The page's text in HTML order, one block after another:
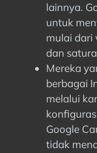
lainnya.
untuk
mulai dari
dan
Mereka
berbagai
melalui
Google
tidak